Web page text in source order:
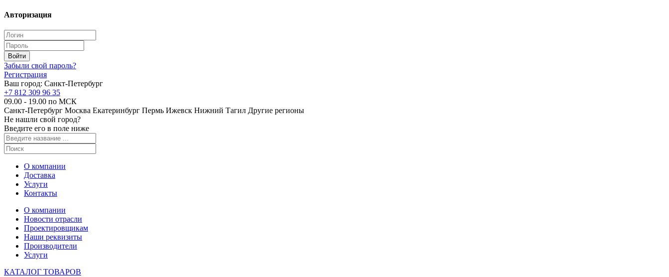
Авторизация
Забыли свой пароль?
Регистрация
Ваш город: Санкт-Петербург
+7 812 309 96 35
09.00 - 19.00 по МСК
Санкт-Петербург Москва Екатеринбург Пермь Ижевск Нижний Тагил Другие регионы
Не нашли свой город?
Введите его в поле ниже
О компании
Доставка
Услуги
Контакты
О компании
Новости отрасли
Проектировщикам
Наши реквизиты
Производители
Услуги
КАТАЛОГ ТОВАРОВ